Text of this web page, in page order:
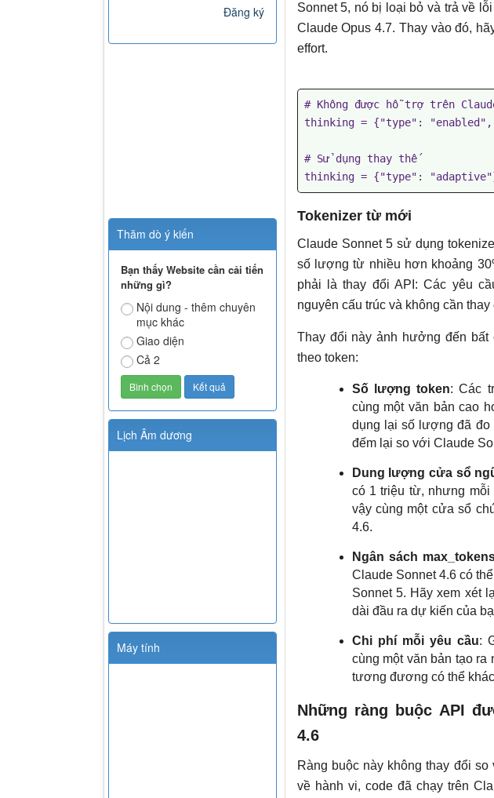
Sonnet 5, nó bị loại bỏ và trả về
Claude Opus 4.7. Thay vào đó,
effort.
# Không được hỗ trợ trên
thinking = {"type": "enabled",
# Sử dụng thay thế
thinking = {"type":
Tokenizer từ mới
Claude Sonnet 5 sử dụng
số lượng từ nhiều hơn khoảng
phải là thay đổi API: Các yêu
nguyên cấu trúc và không cần thay
Thay đổi này ảnh hưởng đến
theo token:
Số lượng token: Các
cùng một văn bản cao
dụng lại số lượng đã
đếm lại so với Claude
Dung lượng cửa sổ
có 1 triệu từ, nhưng
vậy cùng một cửa sổ
4.6.
Ngân sách
Claude Sonnet 4.6 có
Sonnet 5. Hãy xem xét
dài đầu ra dự kiến ​​của
Chi phí mỗi yêu cầu:
cùng một văn bản tạo ra
tương đương có thể
Những ràng buộc API
4.6
Ràng buộc này không thay đổi
về hành vi, code đã chạy trên
Đăng ký
Thăm dò ý kiến
Bạn thấy Website cần cải tiến
những gì?
Nội dung - thêm chuyên
mục khác
Giao diện
Cả 2
Lịch Âm dương
Máy tính